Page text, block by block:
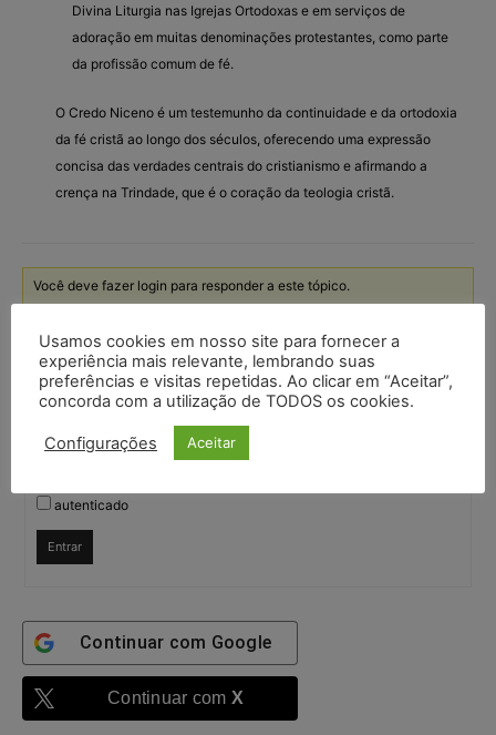
Divina Liturgia nas Igrejas Ortodoxas e em serviços de
adoração em muitas denominações protestantes, como parte
da profissão comum de fé.
O Credo Niceno é um testemunho da continuidade e da ortodoxia
da fé cristã ao longo dos séculos, oferecendo uma expressão
concisa das verdades centrais do cristianismo e afirmando a
crença na Trindade, que é o coração da teologia cristã.
Você deve fazer login para responder a este tópico.
Nome de usuário:
Senha:
autenticado
Entrar
Continuar com Google
Continuar com X
Usamos cookies em nosso site para fornecer a
experiência mais relevante, lembrando suas
preferências e visitas repetidas. Ao clicar em “Aceitar”,
concorda com a utilização de TODOS os cookies.
Configurações Aceitar